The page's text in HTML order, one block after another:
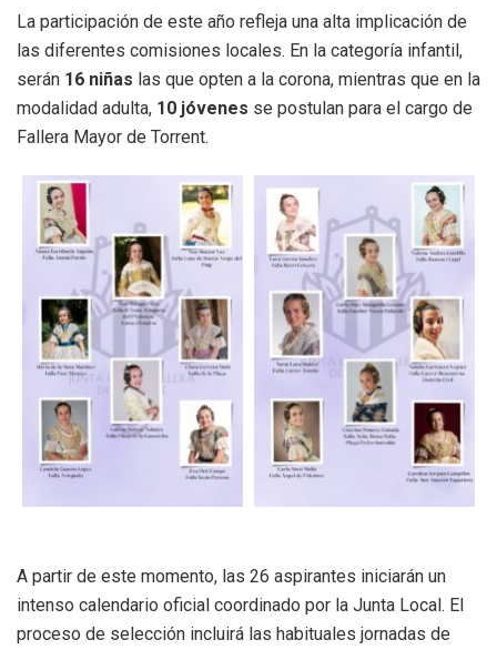
La participación de este año refleja una alta implicación de
las diferentes comisiones locales. En la categoría infantil,
serán 16 niñas las que opten a la corona, mientras que en la
modalidad adulta, 10 jóvenes se postulan para el cargo de
Fallera Mayor de Torrent.
A partir de este momento, las 26 aspirantes iniciarán un
intenso calendario oficial coordinado por la Junta Local. El
proceso de selección incluirá las habituales jornadas de